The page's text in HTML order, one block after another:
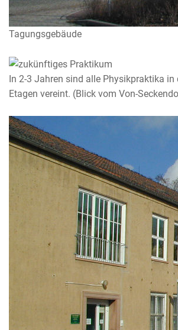
Tagungsgebäude
In 2-3 Jahren sind alle Physikpraktika in
Etagen vereint. (Blick vom Von-